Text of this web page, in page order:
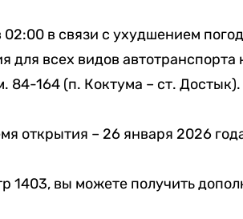
в связи с ухудшением
для всех видов автотранспорта
84-164 (п. Коктума – ст. Достык).
открытия – 26 января 2026
1403, вы можете получить